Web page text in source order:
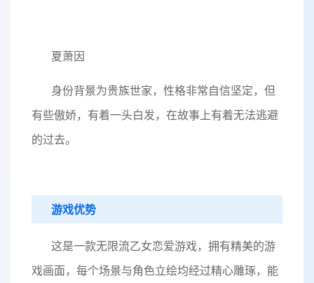
夏萧因
身份背景为贵族世家，性格非常自信坚定，但
有些傲娇，有着一头白发，在故事上有着无法逃避
的过去。
游戏优势
这是一款无限流乙女恋爱游戏，拥有精美的游
戏画面，每个场景与角色立绘均经过精心雕琢，能